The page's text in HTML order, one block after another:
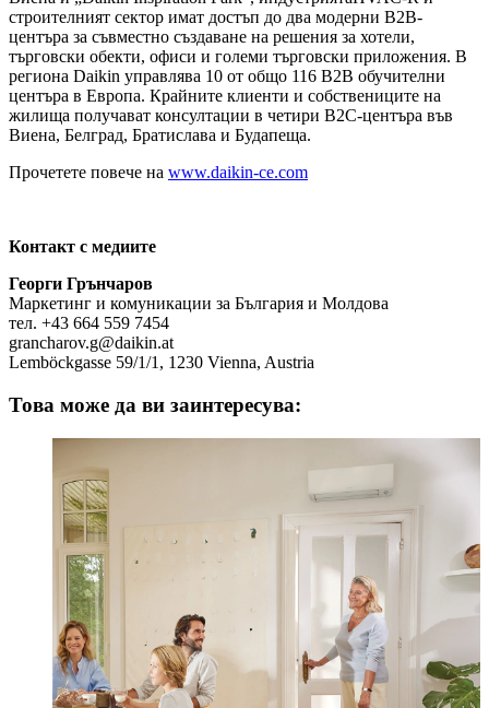
строителният сектор имат достъп до два модерни B2B-
центъра за съвместно създаване на решения за хотели,
търговски обекти, офиси и големи търговски приложения. В
региона Daikin управлява 10 от общо 116 B2B обучителни
центъра в Европа. Крайните клиенти и собствениците на
жилища получават консултации в четири B2C-центъра във
Виена, Белград, Братислава и Будапеща.
Прочетете повече на www.daikin-ce.com
Контакт с медиите
Георги Грънчаров
Маркетинг и комуникации за България и Молдова
тел. +43 664 559 7454
grancharov.g@daikin.at
Lemböckgasse 59/1/1, 1230 Vienna, Austria
Това може да ви заинтересува: